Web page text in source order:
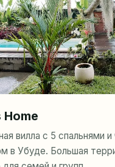
вилла с 5 спальнями
в Убуде. Большая